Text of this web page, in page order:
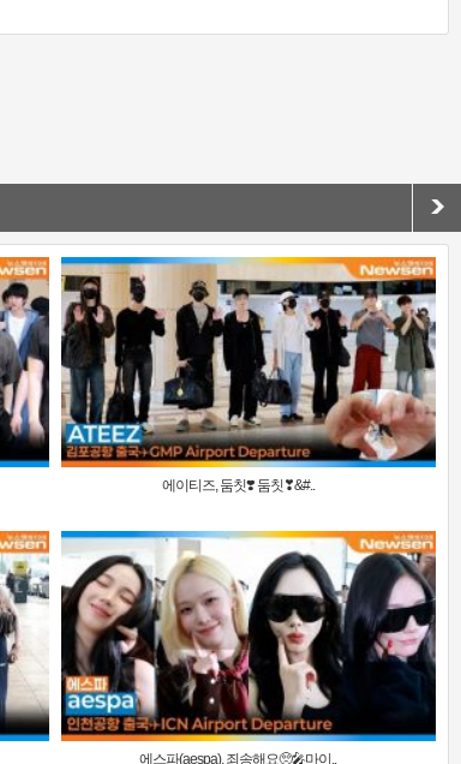
에이티즈, 둠칫❣️ 둠칫❣&#..
에스파(aespa), 죄송해요🥺🎤마이..